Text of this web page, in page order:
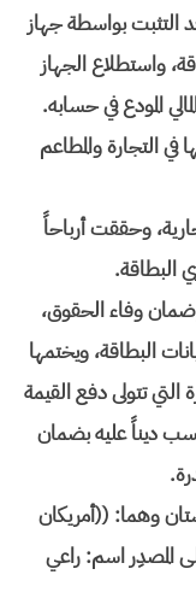
بواسطة جهاز
واستطلاع الجهاز
المودع في حسابه.
التجارة والمطاعم
وحققت أرباحاً
البطاقة.
وفاء الحقوق،
البطاقة، ويختمها
التي تتولى دفع القيمة
ديناً عليه بضمان
وهما: ((أمريكان
المصدِر اسم: راعي